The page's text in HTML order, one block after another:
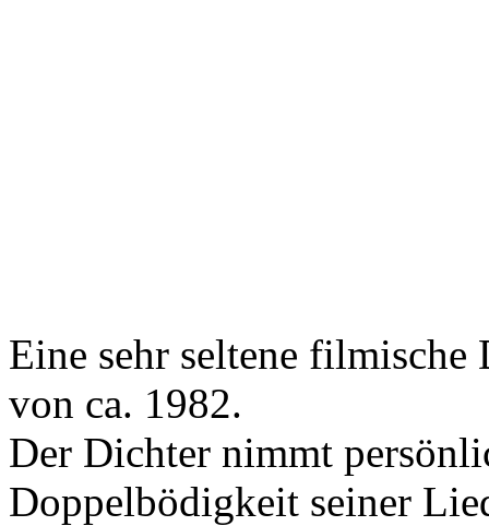
Eine sehr seltene filmische
von ca. 1982.
Der Dichter nimmt
Doppelbödigkeit seiner